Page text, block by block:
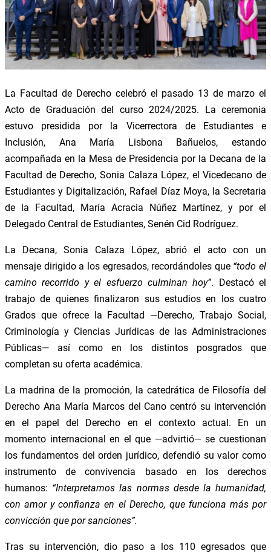
La Facultad de Derecho celebró el pasado 13 de marzo el
Acto de Graduación del curso 2024/2025. La ceremonia
estuvo presidida por la Vicerrectora de Estudiantes e
Inclusión, Ana María Lisbona Bañuelos, estando
acompañada en la Mesa de Presidencia por la Decana de la
Facultad de Derecho, Sonia Calaza López, el Vicedecano de
Estudiantes y Digitalización, Rafael Díaz Moya, la Secretaria
de la Facultad, María Acracia Núñez Martínez, y por el
Delegado Central de Estudiantes, Senén Cid Rodríguez.
La Decana, Sonia Calaza López, abrió el acto con un
mensaje dirigido a los egresados, recordándoles que “todo el
camino recorrido y el esfuerzo culminan hoy”. Destacó el
trabajo de quienes finalizaron sus estudios en los cuatro
Grados que ofrece la Facultad —Derecho, Trabajo Social,
Criminología y Ciencias Jurídicas de las Administraciones
Públicas— así como en los distintos posgrados que
completan su oferta académica.
La madrina de la promoción, la catedrática de Filosofía del
Derecho Ana María Marcos del Cano centró su intervención
en el papel del Derecho en el contexto actual. En un
momento internacional en el que —advirtió— se cuestionan
los fundamentos del orden jurídico, defendió su valor como
instrumento de convivencia basado en los derechos
humanos: “Interpretamos las normas desde la humanidad,
con amor y confianza en el Derecho, que funciona más por
convicción que por sanciones”.
Tras su intervención, dio paso a los 110 egresados que